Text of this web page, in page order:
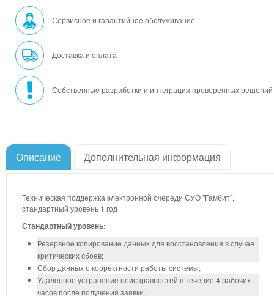
Сервисное и гарантийное обслуживание
Доставка и оплата
Собственные разработки и интеграция проверенных решений
Описание Дополнительная информация
Техническая поддержка электронной очереди СУО "Гамбит",
стандартный уровень 1 год
Стандартный уровень:
Резервное копирование данных для восстановления в случае
критических сбоев;
Сбор данных о корректности работы системы;
Удаленное устранение неисправностей в течение 4 рабочих
часов после получения заявки.